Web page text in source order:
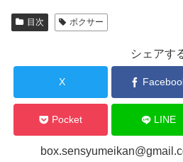
目次 ボクサー
シェアす
X
Pocket LINE